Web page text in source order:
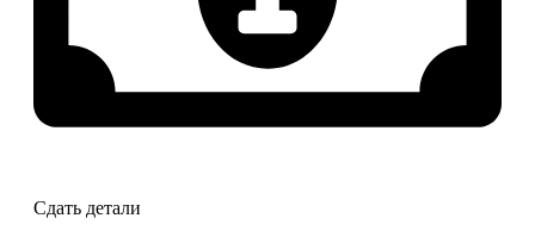
Сдать детали